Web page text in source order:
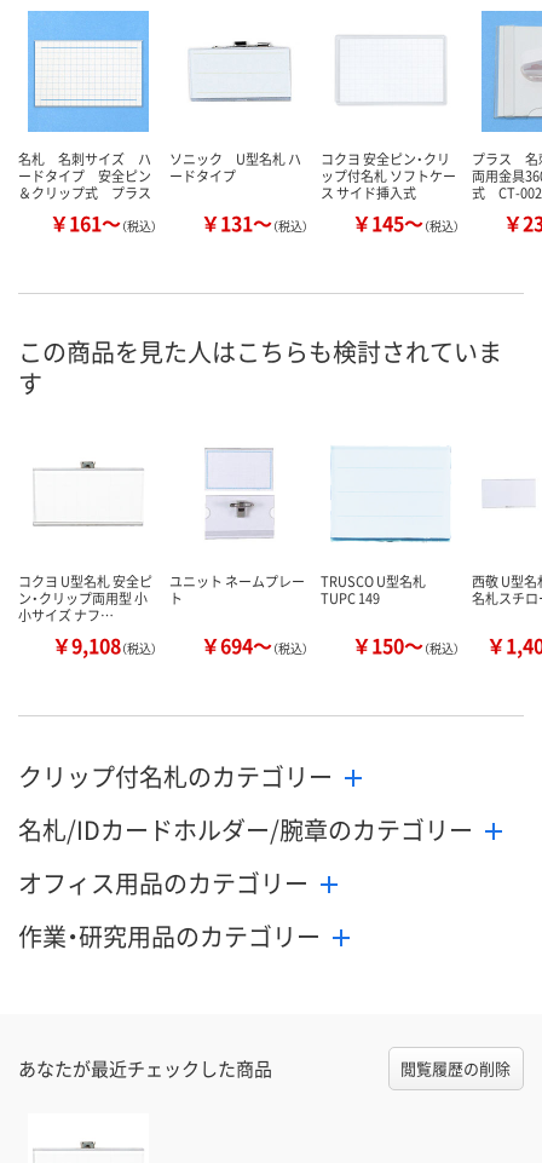
名札 名刺サイズ ハ
ードタイプ 安全ピン
＆クリップ式 プラス
￥161～（税込）
ソニック U型名札 ハ
ードタイプ
￥131～（税込）
コクヨ 安全ピン・クリ
ップ付名札 ソフトケー
ス サイド挿入式
￥145～（税込）
プラス
両用金具
式 CT-002
￥
この商品を見た人はこちらも検討されていま
す
コクヨ U型名札 安全ピ
ン・クリップ両用型 小
小サイズ ナフ…
￥9,108（税込）
ユニット ネームプレー
ト
￥694～（税込）
TRUSCO U型名札
TUPC 149
￥150～（税込）
西敬 U型名
名札スチロ
￥
クリップ付名札のカテゴリー
名札/IDカードホルダー/腕章のカテゴリー
オフィス用品のカテゴリー
作業・研究用品のカテゴリー
あなたが最近チェックした商品 閲覧履歴の削除